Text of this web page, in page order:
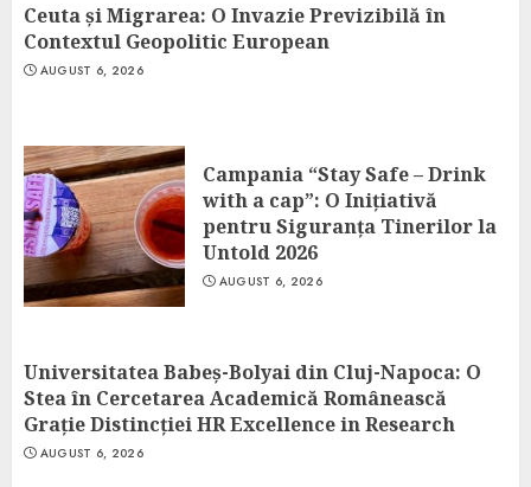
Ceuta și Migrarea: O Invazie Previzibilă în
Contextul Geopolitic European
AUGUST 6, 2026
Campania “Stay Safe – Drink
with a cap”: O Inițiativă
pentru Siguranța Tinerilor la
Untold 2026
AUGUST 6, 2026
Universitatea Babeș-Bolyai din Cluj-Napoca: O
Stea în Cercetarea Academică Românească
Grație Distincției HR Excellence in Research
AUGUST 6, 2026